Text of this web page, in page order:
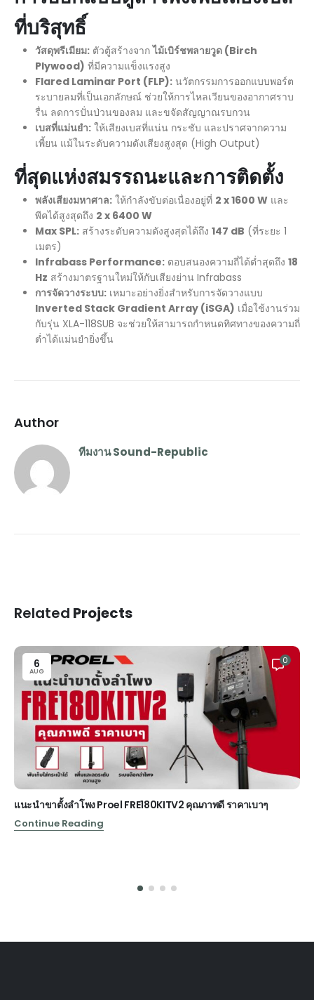
ที่บริสุทธิ์
วัสดุพรีเมียม:ตัวตู้สร้างจากไม้เบิร์ชพลายวูด (Birch
Plywood) ที่มีความแข็งแรงสูง
Flared Laminar Port (FLP):นวัตกรรมการออกแบบพอร์ต
ระบายลมที่เป็นเอกลักษณ์ ช่วยให้การไหลเวียนของอากาศราบ
รื่น ลดการปั่นป่วนของลม และขจัดสัญญาณรบกวน
เบสที่แม่นยำ:ให้เสียงเบสที่แน่น กระชับ และปราศจากความ
เพี้ยน แม้ในระดับความดังเสียงสูงสุด (High Output)
ที่สุดแห่งสมรรถนะและการติดตั้ง
พลังเสียงมหาศาล:ให้กำลังขับต่อเนื่องอยู่ที่ 2 x 1600 Wและ
พีคได้สูงสุดถึง 2 x 6400 W
Max SPL:สร้างระดับความดังสูงสุดได้ถึง 147 dB (ที่ระยะ 1
เมตร)
Infrabass Performance:ตอบสนองความถี่ได้ต่ำสุดถึง 18
Hz สร้างมาตรฐานใหม่ให้กับเสียงย่าน Infrabass
การจัดวางระบบ:เหมาะอย่างยิ่งสำหรับการจัดวางแบบ
Inverted Stack Gradient Array (iSGA) เมื่อใช้งานร่วม
กับรุ่น XLA-118SUB จะช่วยให้สามารถกำหนดทิศทางของความถี่
ต่ำได้แม่นยำยิ่งขึ้น
Author
ทีมงาน Sound-Republic
Related Projects
6
AUG
0
แนะนำขาตั้งลำโพง Proel FRE180KITV2 คุณภาพดี ราคาเบาๆ
Continue Reading